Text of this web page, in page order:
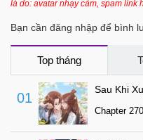
Chapter 18
Chapter 17
Chapter 16
Chapter 15
là do: avatar nhạy cảm, spam link
Bạn cần đăng nhập để bình
Top tháng
01
Chapter 270